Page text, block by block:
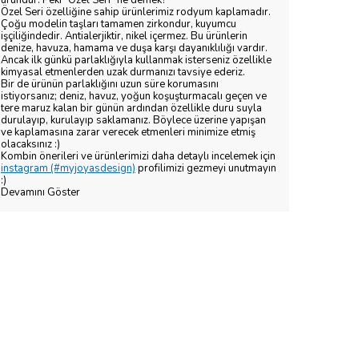
Özel Seri özelliğine sahip ürünlerimiz rodyum kaplamadır.
Çoğu modelin taşları tamamen zirkondur, kuyumcu
işçiliğindedir. Antialerjiktir, nikel içermez. Bu ürünlerin
denize, havuza, hamama ve duşa karşı dayanıklılığı vardır.
Ancak ilk günkü parlaklığıyla kullanmak isterseniz özellikle
kimyasal etmenlerden uzak durmanızı tavsiye ederiz.
Bir de ürünün parlaklığını uzun süre korumasını
istiyorsanız; deniz, havuz, yoğun koşuşturmacalı geçen ve
tere maruz kalan bir günün ardından özellikle duru suyla
durulayıp, kurulayıp saklamanız. Böylece üzerine yapışan
ve kaplamasına zarar verecek etmenleri minimize etmiş
olacaksınız :)
Kombin önerileri ve ürünlerimizi daha detaylı incelemek için
instagram (#myjoyasdesign) profilimizi gezmeyi unutmayın
:)
Devamını Göster